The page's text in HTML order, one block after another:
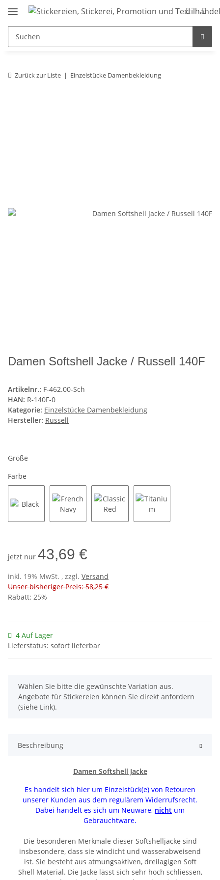
Zurück zur Liste Einzelstücke Damenbekleidung
Damen Softshell Jacke / Russell 140F
Artikelnr.: F-462.00-Sch
HAN: R-140F-0
Kategorie: Einzelstücke Damenbekleidung
Hersteller: Russell
Größe
Farbe
jetzt nur 43,69 €
inkl. 19% MwSt. , zzgl. Versand
Unser bisheriger Preis: 58,25 €
Rabatt: 25%
4 Auf Lager
Lieferstatus: sofort lieferbar
x
Wählen Sie bitte die gewünschte Variation aus.
Angebote für Stickereien können Sie direkt anfordern
(siehe Link).
Beschreibung
Damen Softshell Jacke
Es handelt sich hier um Einzelstück(e) von Retouren
unserer Kunden aus dem regulärem Widerrufsrecht.
Dabei handelt es sich um Neuware, nicht um
Gebrauchtware.
Die besonderen Merkmale dieser Softshelljacke sind
insbesondere, dass sie windicht und wasserabweisend
ist. Sie besteht aus atmungsaktiven, dreilagigen Soft
Shell Material. Die Jacke lässt sich sehr hoch schliessen,